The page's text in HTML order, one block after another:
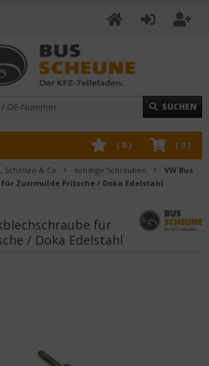
SUCHEN
( 0)
( 0)
Schellen & Co sonstige Schrauben
VW Bus
für Zurrmulde Pritsche / Doka Edelstahl
für
/ Doka Edelstahl